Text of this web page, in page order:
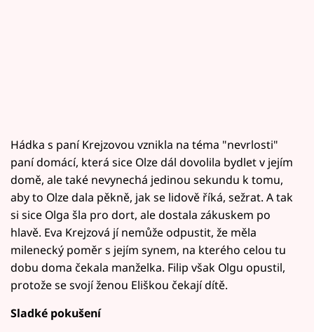
Hádka s paní Krejzovou vznikla na téma "nevrlosti"
paní domácí, která sice Olze dál dovolila bydlet v jejím
domě, ale také nevynechá jedinou sekundu k tomu,
aby to Olze dala pěkně, jak se lidově říká, sežrat. A tak
si sice Olga šla pro dort, ale dostala zákuskem po
hlavě. Eva Krejzová jí nemůže odpustit, že měla
milenecký poměr s jejím synem, na kterého celou tu
dobu doma čekala manželka. Filip však Olgu opustil,
protože se svojí ženou Eliškou čekají dítě.
Sladké pokušení